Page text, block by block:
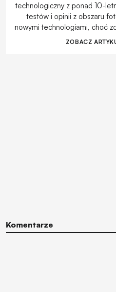
technologiczny z ponad 10-
testów i opinii z obszaru
nowymi technologiami, choć
ZOBACZ
Komentarze